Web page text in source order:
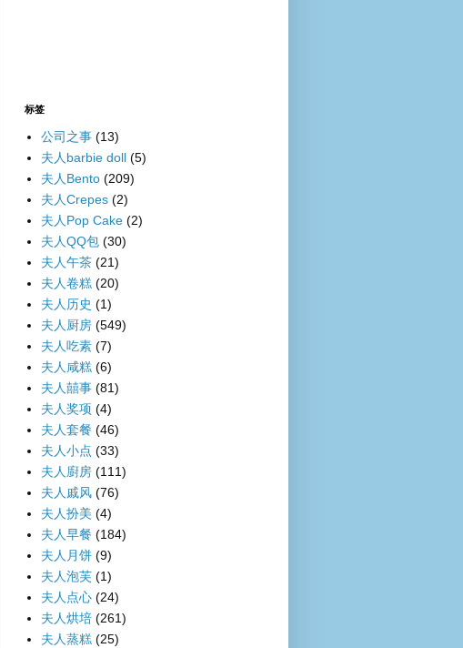
标签
公司之事 (13)
夫人barbie doll (5)
夫人Bento (209)
夫人Crepes (2)
夫人Pop Cake (2)
夫人QQ包 (30)
夫人午茶 (21)
夫人卷糕 (20)
夫人历史 (1)
夫人厨房 (549)
夫人吃素 (7)
夫人咸糕 (6)
夫人囍事 (81)
夫人奖项 (4)
夫人套餐 (46)
夫人小点 (33)
夫人廚房 (111)
夫人戚风 (76)
夫人扮美 (4)
夫人早餐 (184)
夫人月饼 (9)
夫人泡芙 (1)
夫人点心 (24)
夫人烘培 (261)
夫人蒸糕 (25)